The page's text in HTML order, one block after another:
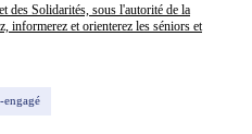
des Solidarités, sous l'autorité de la
informerez et orienterez les séniors et